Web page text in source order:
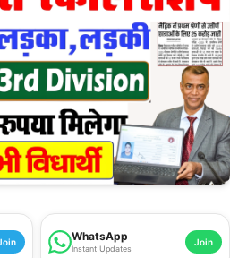
WhatsApp
Instant Updates
Join